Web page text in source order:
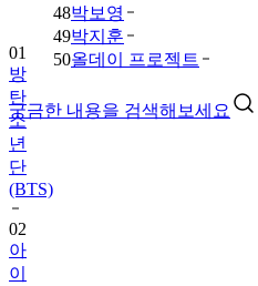
48박보영
49박지훈
50올데이 프로젝트
궁금한 내용을 검색해보세요
01
방
탄
소
년
단
(BTS)
02
아
이